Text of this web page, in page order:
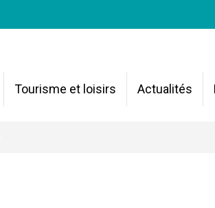
Tourisme et loisirs Actualités